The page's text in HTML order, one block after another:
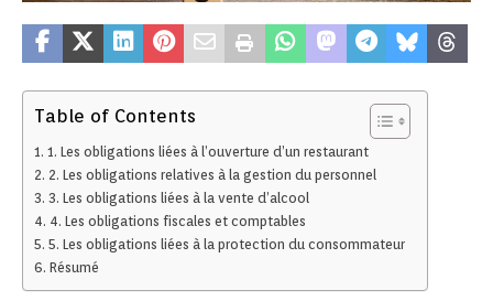
Table of Contents
1. Les obligations liées à l’ouverture d’un restaurant
2. Les obligations relatives à la gestion du personnel
3. Les obligations liées à la vente d’alcool
4. Les obligations fiscales et comptables
5. Les obligations liées à la protection du consommateur
Résumé